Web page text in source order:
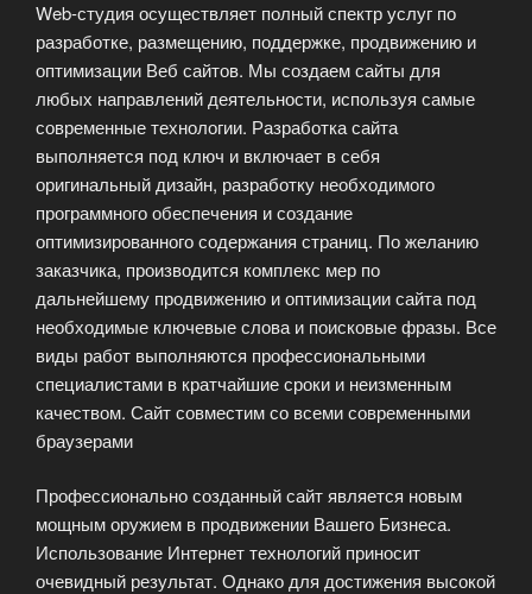
Web-студия осуществляет полный спектр услуг по
разработке, размещению, поддержке, продвижению и
оптимизации Веб сайтов. Мы создаем сайты для
любых направлений деятельности, используя самые
современные технологии. Разработка сайта
выполняется под ключ и включает в себя
оригинальный дизайн, разработку необходимого
программного обеспечения и создание
оптимизированного содержания страниц. По желанию
заказчика, производится комплекс мер по
дальнейшему продвижению и оптимизации сайта под
необходимые ключевые слова и поисковые фразы. Все
виды работ выполняются профессиональными
специалистами в кратчайшие сроки и неизменным
качеством. Сайт совместим со всеми современными
браузерами
Профессионально созданный сайт является новым
мощным оружием в продвижении Вашего Бизнеса.
Использование Интернет технологий приносит
очевидный результат. Однако для достижения высокой